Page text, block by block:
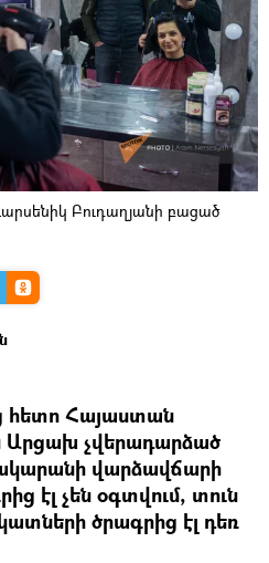
Բուդաղյանի բացած
հետո Հայաստան
Արցախ չվերադարձած
վարձավճարի
էլ չեն օգտվում, տուն
ծրագրից էլ դեռ